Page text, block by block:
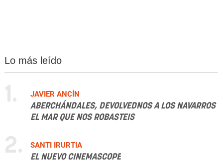
Lo más leído
1.
JAVIER ANCÍN
ABERCHÁNDALES, DEVOLVEDNOS A LOS NAVARROS
EL MAR QUE NOS ROBASTEIS
2.
SANTI IRURTIA
EL NUEVO CINEMASCOPE